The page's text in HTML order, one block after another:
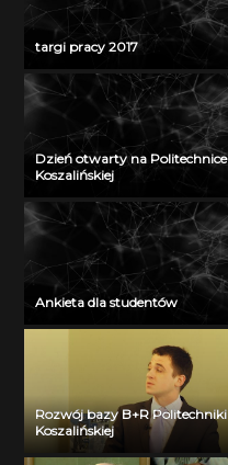
targi pracy 2017
Dzień otwarty na Politechnice
Koszalińskiej
Ankieta dla studentów
Rozwój bazy B+R Politechniki
Koszalińskiej